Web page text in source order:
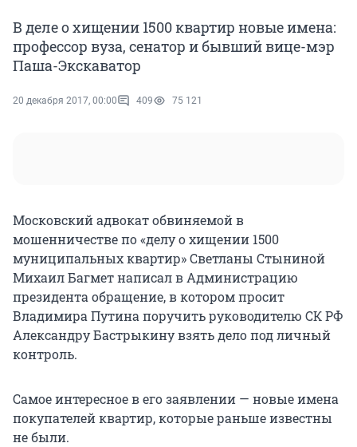
В деле о хищении 1500 квартир новые имена:
профессор вуза, сенатор и бывший вице-мэр
Паша-Экскаватор
20 декабря 2017, 00:00 409 75 121
Московский адвокат обвиняемой в
мошенничестве по «делу о хищении 1500
муниципальных квартир» Светланы Стыниной
Михаил Багмет написал в Администрацию
президента обращение, в котором просит
Владимира Путина поручить руководителю СК РФ
Александру Бастрыкину взять дело под личный
контроль.
Самое интересное в его заявлении — новые имена
покупателей квартир, которые раньше известны
не были.